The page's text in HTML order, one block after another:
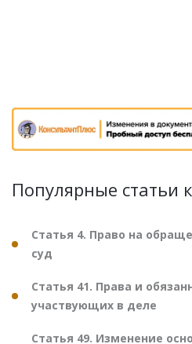
Популярные статьи
Статья 4. Право на
суд
Статья 41. Права и
участвующих в деле
Статья 49. Изменение